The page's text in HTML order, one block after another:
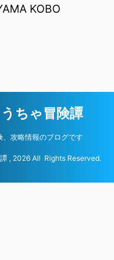
KOBO
ちゃ冒険譚
、攻略情報のブログです
, 2026 All Rights Reserved.